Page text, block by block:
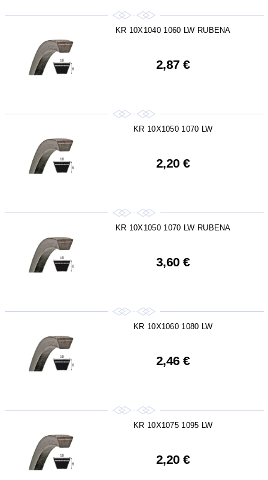
KR 10X1040 1060 LW RUBENA
2,87 €
KR 10X1050 1070 LW
2,20 €
KR 10X1050 1070 LW RUBENA
3,60 €
KR 10X1060 1080 LW
2,46 €
KR 10X1075 1095 LW
2,20 €